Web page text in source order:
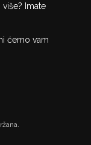
Imate
ćemo vam